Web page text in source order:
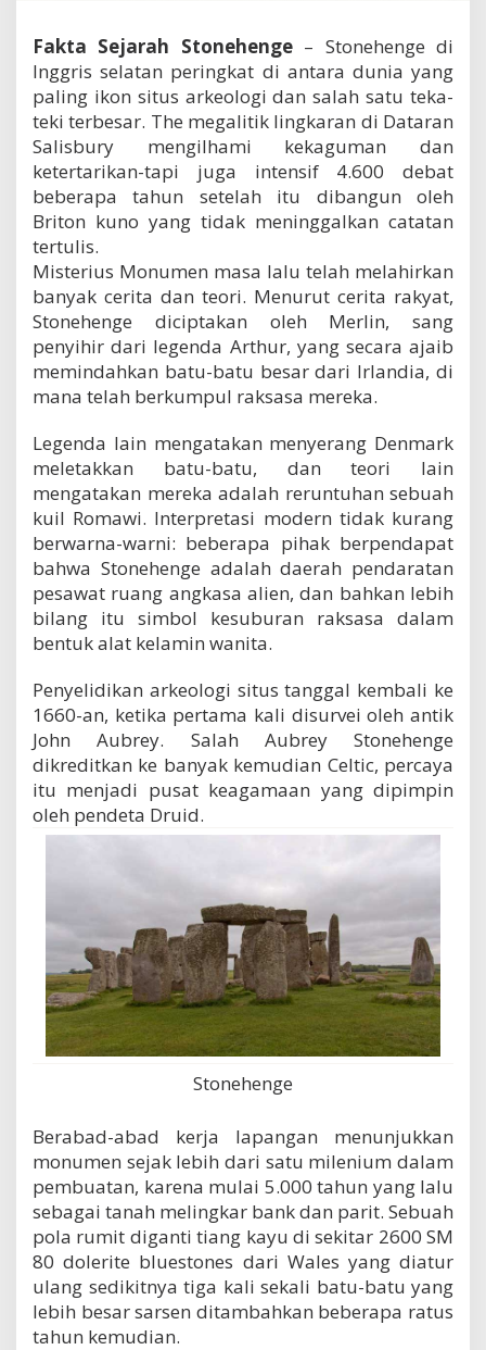
Fakta Sejarah Stonehenge– Stonehenge di
Inggris selatan peringkat di antara dunia yang
paling ikon situs arkeologi dan salah satu teka-
teki terbesar. The megalitik lingkaran di Dataran
Salisbury mengilhami kekaguman dan
ketertarikan-tapi juga intensif 4.600 debat
beberapa tahun setelah itu dibangun oleh
Briton kuno yang tidak meninggalkan catatan
tertulis.
Misterius Monumen masa lalu telah melahirkan
banyak cerita dan teori. Menurut cerita rakyat,
Stonehenge diciptakan oleh Merlin, sang
penyihir dari legenda Arthur, yang secara ajaib
memindahkan batu-batu besar dari Irlandia, di
mana telah berkumpul raksasa mereka.
Legenda lain mengatakan menyerang Denmark
meletakkan batu-batu, dan teori lain
mengatakan mereka adalah reruntuhan sebuah
kuil Romawi. Interpretasi modern tidak kurang
berwarna-warni: beberapa pihak berpendapat
bahwa Stonehenge adalah daerah pendaratan
pesawat ruang angkasa alien, dan bahkan lebih
bilang itu simbol kesuburan raksasa dalam
bentuk alat kelamin wanita.
Penyelidikan arkeologi situs tanggal kembali ke
1660-an, ketika pertama kali disurvei oleh antik
John Aubrey. Salah Aubrey Stonehenge
dikreditkan ke banyak kemudian Celtic, percaya
itu menjadi pusat keagamaan yang dipimpin
oleh pendeta Druid.
Stonehenge
Berabad-abad kerja lapangan menunjukkan
monumen sejak lebih dari satu milenium dalam
pembuatan, karena mulai 5.000 tahun yang lalu
sebagai tanah melingkar bank dan parit. Sebuah
pola rumit diganti tiang kayu di sekitar 2600 SM
80 dolerite bluestones dari Wales yang diatur
ulang sedikitnya tiga kali sekali batu-batu yang
lebih besar sarsen ditambahkan beberapa ratus
tahun kemudian.